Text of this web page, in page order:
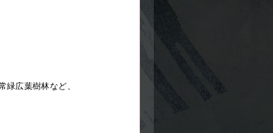
広葉樹林など、